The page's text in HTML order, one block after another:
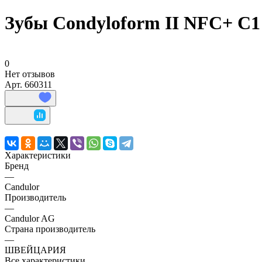
Зубы Condyloform II NFC+
0
Нет отзывов
Арт. 660311
Характеристики
Бренд
—
Candulor
Производитель
—
Candulor AG
Страна производитель
—
ШВЕЙЦАРИЯ